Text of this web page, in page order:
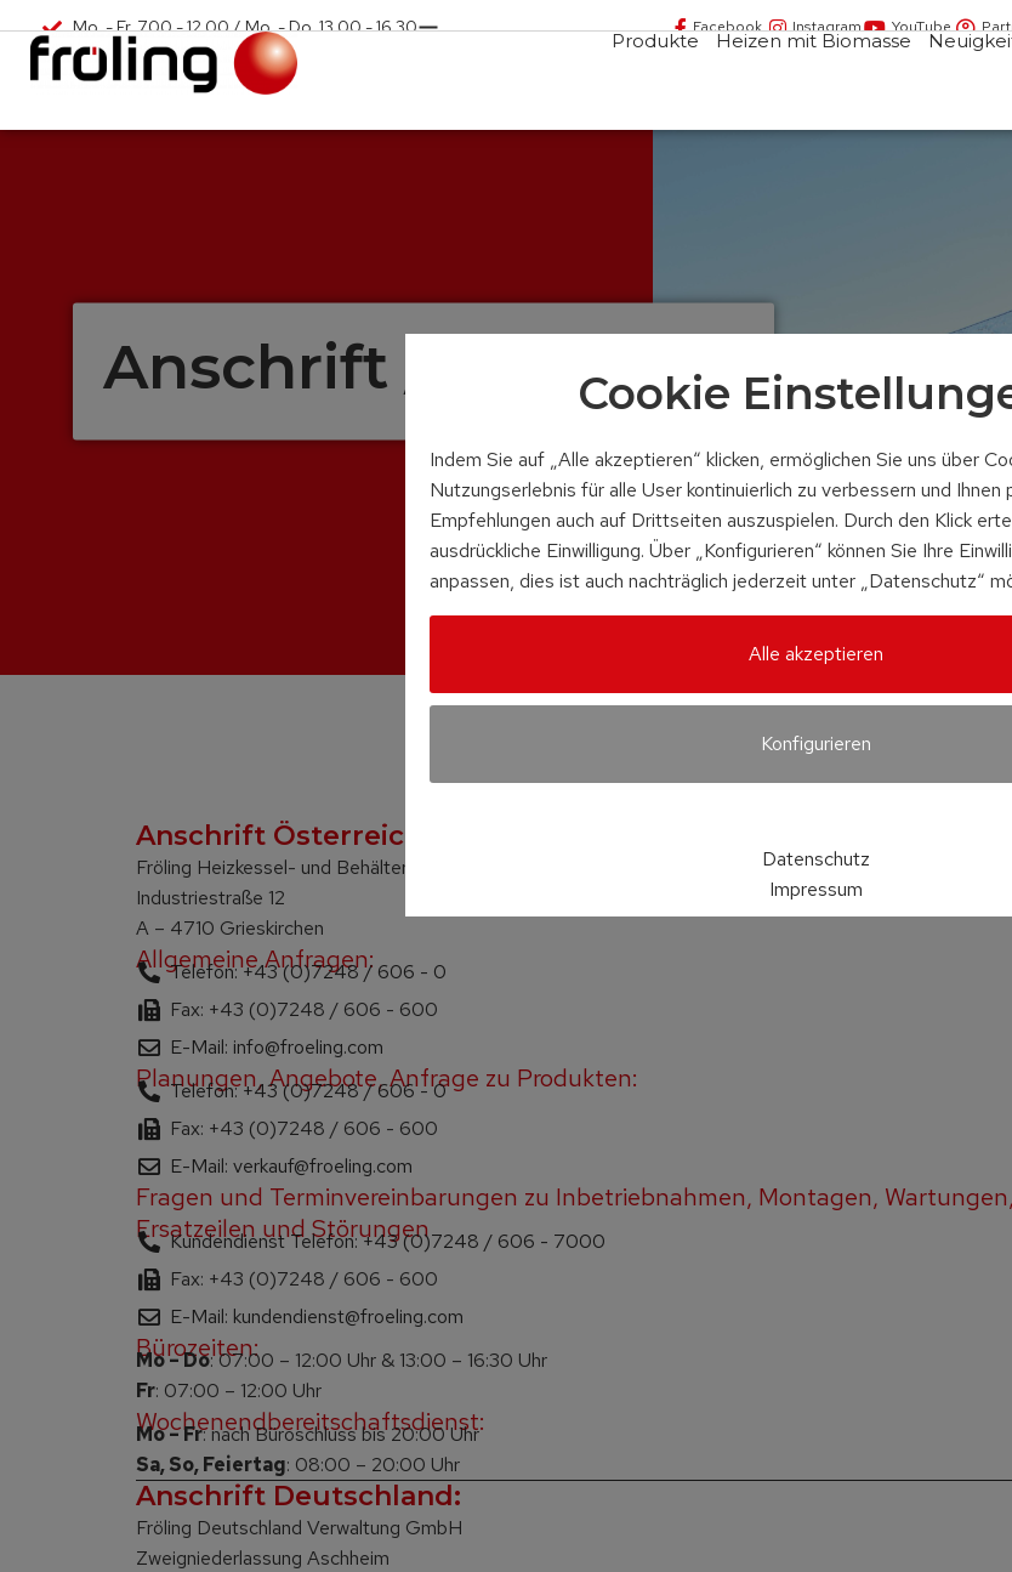
Mo. - Fr. 7.00 - 12.00 / Mo. - Do. 13.00 - 16.30
info@froeling.com
Facebook Instagram YouTube
Produkte Heizen mit Biomasse
Anschrift / Kontakt
Anschrift Österreich:
Fröling Heizkessel- und Behälterbau Ges.m.b.H.
Industriestraße 12
A – 4710 Grieskirchen
Allgemeine Anfragen:
Telefon: +43 (0)7248 / 606 - 0
Fax: +43 (0)7248 / 606 - 600
E-Mail: info@froeling.com
Planungen, Angebote, Anfrage zu Produkten:
Telefon: +43 (0)7248 / 606 - 0
Fax: +43 (0)7248 / 606 - 600
E-Mail: verkauf@froeling.com
Fragen und Terminvereinbarungen zu Inbetriebnahmen, Montagen, Wartungen,
Ersatzeilen und Störungen
Kundendienst Telefon: +43 (0)7248 / 606 - 7000
Fax: +43 (0)7248 / 606 - 600
E-Mail: kundendienst@froeling.com
Bürozeiten:
Mo – Do: 07:00 – 12:00 Uhr & 13:00 – 16:30 Uhr
Fr: 07:00 – 12:00 Uhr
Wochenendbereitschaftsdienst:
Mo – Fr: nach Büroschluss bis 20:00 Uhr
Sa, So, Feiertag: 08:00 – 20:00 Uhr
Anschrift Deutschland:
Fröling Deutschland Verwaltung GmbH
Zweigniederlassung Aschheim
Cookie
Indem Sie auf „Alle akzeptieren“ klicken, ermöglichen Sie uns über
Nutzungserlebnis für alle User kontinuierlich zu verbessern und Ihnen
Empfehlungen auch auf Drittseiten auszuspielen. Durch den Klick
ausdrückliche Einwilligung. Über „Konfigurieren“ können Sie Ihre
anpassen, dies ist auch nachträglich jederzeit unter „Datenschutz“
Alle akzeptieren
Konfigurieren
Datenschutz
Impressum